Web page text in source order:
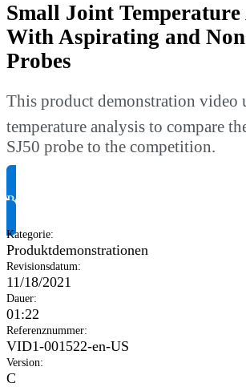
Small Joint
With Aspirating and
Probes
This product demonstration video
temperature analysis to compare
SJ50 probe to the competition.
Produktinformationen anfragen
Kategorie:
Produktdemonstrationen
Revisionsdatum:
11/18/2021
Dauer:
01:22
Referenznummer:
VID1-001522-en-US
Version:
C